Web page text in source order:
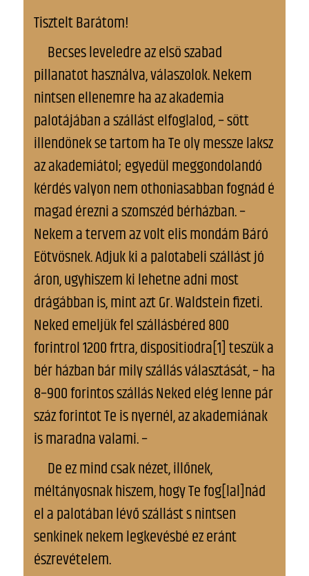
Tisztelt Barátom!
Becses leveledre az elsö szabad
pillanatot használva, válaszolok. Nekem
nintsen ellenemre ha az akademia
palotájában a szállást elfoglalod, – sött
illendönek se tartom ha Te oly messze laksz
az akademiátol; egyedül meggondolandó
kérdés valyon nem othoniasabban fognád é
magad érezni a szomszéd bérházban. –
Nekem a tervem az volt elis mondám Báró
Eötvösnek. Adjuk ki a palotabeli szállást jó
áron, ugyhiszem ki lehetne adni most
drágábban is, mint azt Gr. Waldstein fizeti.
Neked emeljük fel szállásbéred 800
forintrol 1200 frtra, dispositiodra[1] teszük a
bér házban bár mily szállás választását, – ha
8–900 forintos szállás Neked elég lenne pár
száz forintot Te is nyernél, az akademiának
is maradna valami. –
De ez mind csak nézet, illőnek,
méltányosnak hiszem, hogy Te fog[lal]nád
el a palotában lévő szállást s nintsen
senkinek nekem legkevésbé ez eránt
észrevételem.